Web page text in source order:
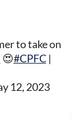
to take on
😍#CPFC|
12, 2023